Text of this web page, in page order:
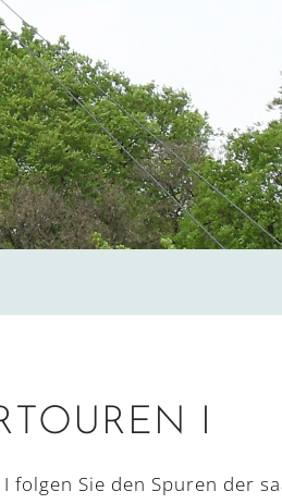
I
folgen Sie den Spuren der